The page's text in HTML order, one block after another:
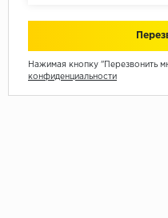
Нажимая кнопку "Перезвонить
конфиденциальности